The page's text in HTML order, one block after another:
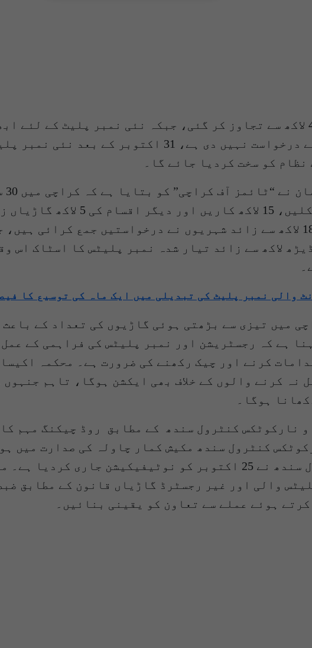
جمع کیں اور 60 فیصد (27 لاکھ) مالکان نے درخواست
کو سخت کردیا جائے گا۔
گاڑیاں ہیں، جن میں 25 لاکھ
لاکھ سے زائد تیار شدہ نمبر پلیٹس کا اسٹاک اس
والی نمبر پلیٹ کی تبدیلی میں ایک ماہ کی توسیع کا
میں تیزی سے بڑھتی ہوئی گاڑیوں کی تعداد کے
ہے کہ رجسٹریشن اور نمبر پلیٹس کی فراہمی کے
کرنے اور چیک رکھنے کی ضرورت ہے۔ محکمہ
نہ کرنے والوں کے خلاف بھی ایکشن ہوگا، تاہم
ہوگا۔
نارکوٹکس کنٹرول سندھ کے مطابق روڈ چیکنگ مہم
کنٹرول سندھ مکیش کمار چاولہ کی صدارت میں
ایکسائز، ٹیکسیشن و نارکوٹکس کنٹرول سندھ نے 25 اکتوبر کو
والی اور غیر رجسٹرڈ گاڑیاں قانون کے مطابق
ہوئے عملے سے تعاون کو یقینی بنائیں۔